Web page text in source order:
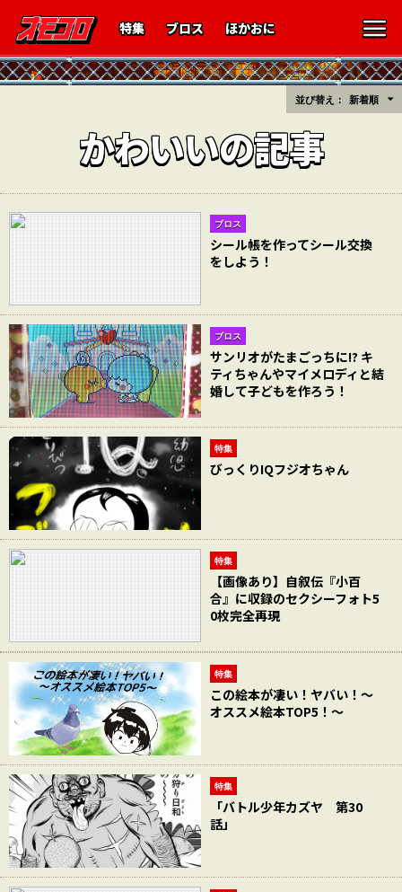
特集 ブロス ほかおに
かわいいの記事
並び替え： 新着順
ブロス
シール帳を作ってシール交換
をしよう！
ブロス
サンリオがたまごっちに!? キ
ティちゃんやマイメロディと結
婚して子どもを作ろう！
特集
びっくりIQフジオちゃん
特集
【画像あり】自叙伝『小百
合』に収録のセクシーフォト5
0枚完全再現
特集
この絵本が凄い！ヤバい！～
オススメ絵本TOP5！～
特集
「バトル少年カズヤ 第30
話」